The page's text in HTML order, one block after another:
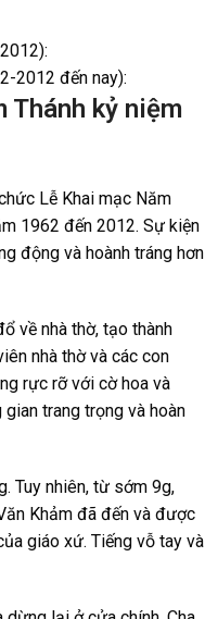
2012 đến nay):
Thánh kỷ niệm
Lễ Khai mạc Năm
1962 đến 2012. Sự kiện
động và hoành tráng hơn
về nhà thờ, tạo thành
nhà thờ và các con
rực rỡ với cờ hoa và
trang trọng và hoàn
Tuy nhiên, từ sớm 9g,
Khảm đã đến và được
giáo xứ. Tiếng vỗ tay và